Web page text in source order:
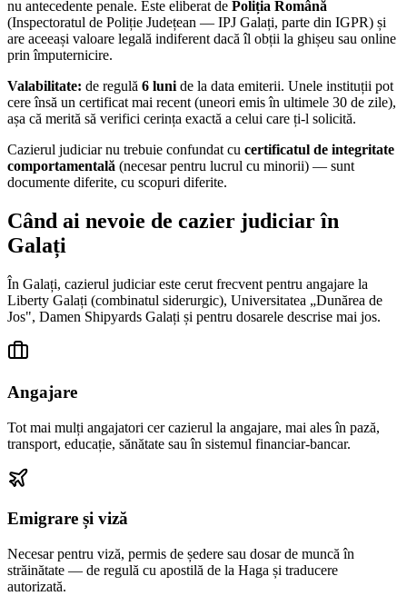
nu antecedente penale. Este eliberat de Poliția Română
(Inspectoratul de Poliție Județean — IPJ Galați, parte din IGPR) și
are aceeași valoare legală indiferent dacă îl obții la ghișeu sau online
prin împuternicire.
Valabilitate: de regulă 6 luni de la data emiterii. Unele instituții pot
cere însă un certificat mai recent (uneori emis în ultimele 30 de zile),
așa că merită să verifici cerința exactă a celui care ți-l solicită.
Cazierul judiciar nu trebuie confundat cu certificatul de integritate
comportamentală (necesar pentru lucrul cu minorii) — sunt
documente diferite, cu scopuri diferite.
Când ai nevoie de cazier judiciar în
Galați
În Galați, cazierul judiciar este cerut frecvent pentru angajare la
Liberty Galați (combinatul siderurgic), Universitatea „Dunărea de
Jos", Damen Shipyards Galați și pentru dosarele descrise mai jos.
Angajare
Tot mai mulți angajatori cer cazierul la angajare, mai ales în pază,
transport, educație, sănătate sau în sistemul financiar-bancar.
Emigrare și viză
Necesar pentru viză, permis de ședere sau dosar de muncă în
străinătate — de regulă cu apostilă de la Haga și traducere
autorizată.